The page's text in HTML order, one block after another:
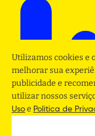
Utilizamos cookies e
melhorar sua
publicidade e
utilizar nossos
Uso e Politica de